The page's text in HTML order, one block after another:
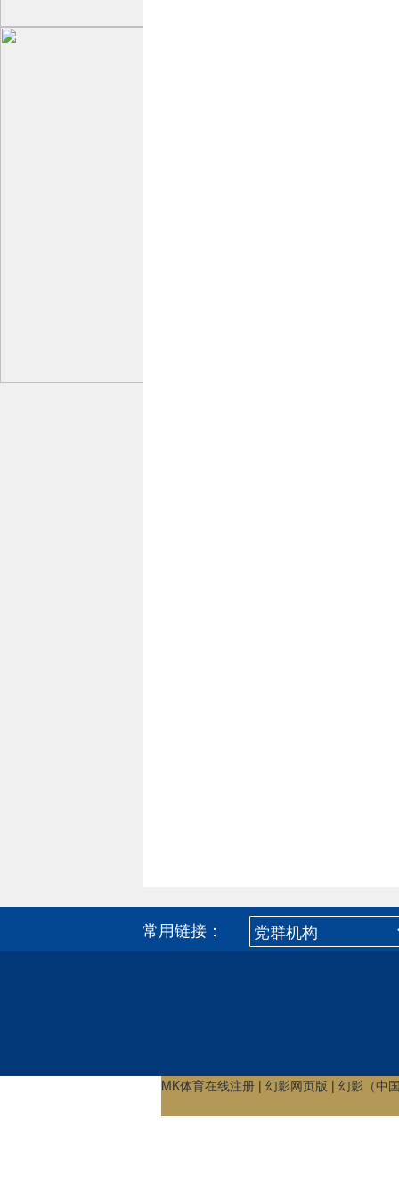
常用链接：
MK体育在线注册| 幻影网页版 | 幻影（中